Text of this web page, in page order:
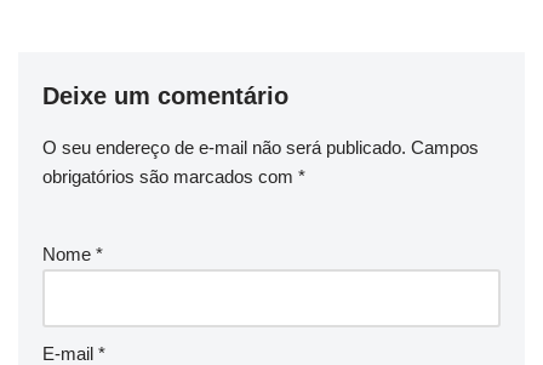
Deixe um comentário
O seu endereço de e-mail não será publicado. Campos
obrigatórios são marcados com *
Nome *
E-mail *